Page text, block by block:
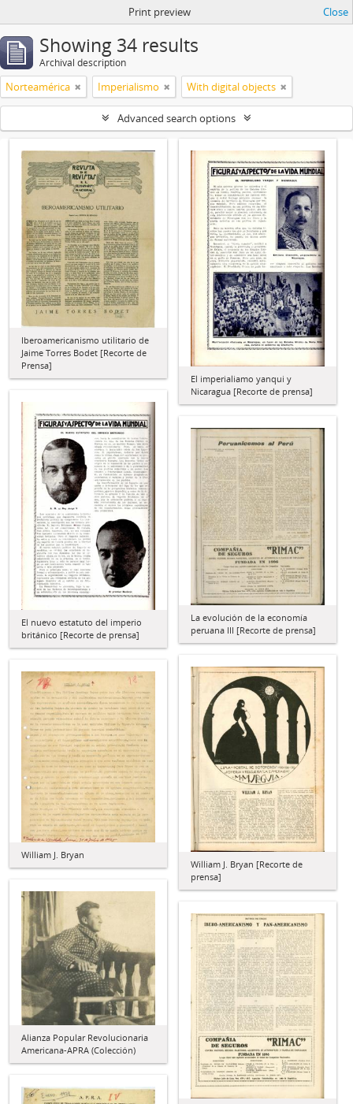
Print preview Close
Showing 34 results
Archival description
Norteamérica Imperialismo With digital objects
Advanced search options
Iberoamericanismo utilitario de
Jaime Torres Bodet [Recorte de
Prensa]
El imperialiamo yanqui y
Nicaragua [Recorte de prensa]
El nuevo estatuto del imperio
británico [Recorte de prensa]
La evolución de la economía
peruana III [Recorte de prensa]
William J. Bryan [Recorte de
prensa]
William J. Bryan
Alianza Popular Revolucionaria
Americana-APRA (Colección)